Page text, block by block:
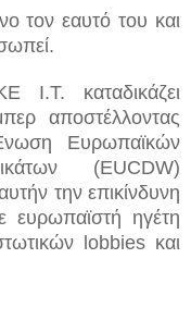
τον εαυτό του και
καταδικάζει
αποστέλλοντας
Ευρωπαϊκών
(EUCDW)
την επικίνδυνη
ευρωπαϊστή ηγέτη
lobbies και